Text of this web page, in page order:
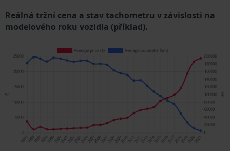
Reálná tržní cena a stav tachometru v závislosti na
modelového roku vozidla (příklad).